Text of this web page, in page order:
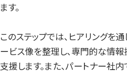
ます。
このステップでは、ヒアリングを
ービス像を整理し、専門的な情
支援します。また、パートナー社